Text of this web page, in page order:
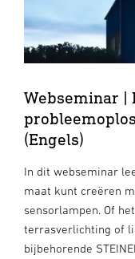
Webseminar |
(Engels)
In dit webseminar
maat kunt creëren
sensorlampen. Of
terrasverlichting of
bijbehorende